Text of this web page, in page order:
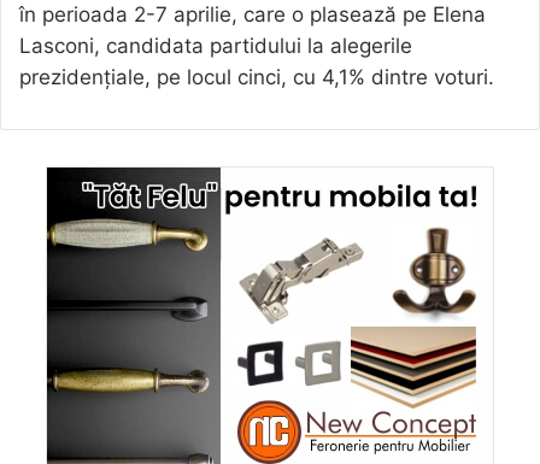
în perioada 2-7 aprilie, care o plasează pe Elena
Lasconi, candidata partidului la alegerile
prezidențiale, pe locul cinci, cu 4,1% dintre voturi.